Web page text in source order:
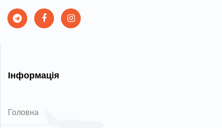
Інформація
Головна